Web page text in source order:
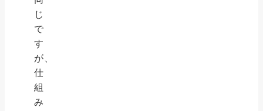
じ
で
す
が、
仕
組
み